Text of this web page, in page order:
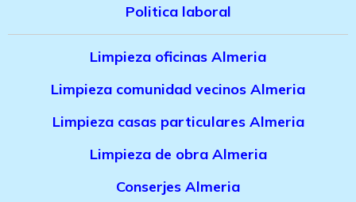
Politica laboral
Limpieza oficinas Almeria
Limpieza comunidad vecinos Almeria
Limpieza casas particulares Almeria
Limpieza de obra Almeria
Conserjes Almeria